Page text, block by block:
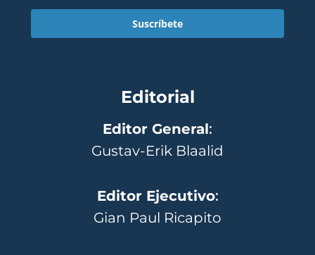
Suscríbete
Editorial
Editor General:
Gustav-Erik Blaalid
Editor Ejecutivo:
Gian Paul Ricapito